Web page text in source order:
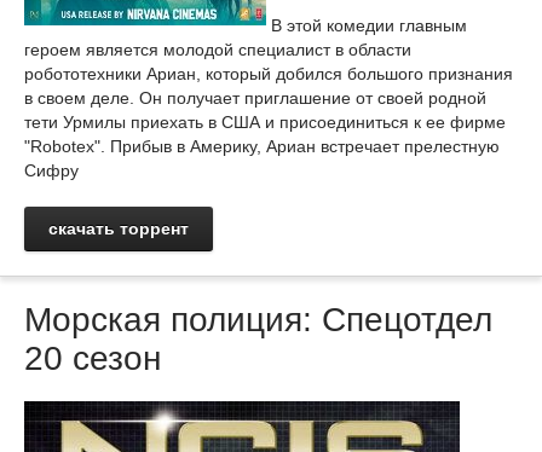
В этой комедии главным
героем является молодой специалист в области
робототехники Ариан, который добился большого признания
в своем деле. Он получает приглашение от своей родной
тети Урмилы приехать в США и присоединиться к ее фирме
"Robotex". Прибыв в Америку, Ариан встречает прелестную
Сифру
скачать торрент
Морская полиция: Спецотдел
20 сезон